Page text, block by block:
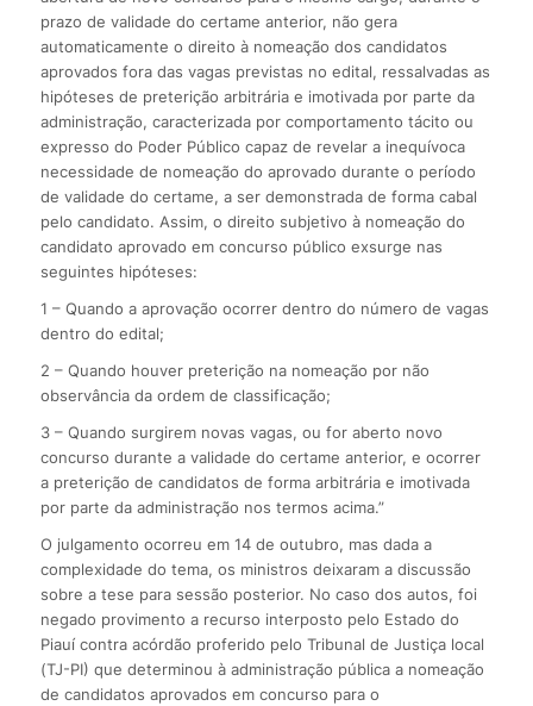
prazo de validade do certame anterior, não gera
automaticamente o direito à nomeação dos candidatos
aprovados fora das vagas previstas no edital, ressalvadas as
hipóteses de preterição arbitrária e imotivada por parte da
administração, caracterizada por comportamento tácito ou
expresso do Poder Público capaz de revelar a inequívoca
necessidade de nomeação do aprovado durante o período
de validade do certame, a ser demonstrada de forma cabal
pelo candidato. Assim, o direito subjetivo à nomeação do
candidato aprovado em concurso público exsurge nas
seguintes hipóteses:
1 – Quando a aprovação ocorrer dentro do número de vagas
dentro do edital;
2 – Quando houver preterição na nomeação por não
observância da ordem de classificação;
3 – Quando surgirem novas vagas, ou for aberto novo
concurso durante a validade do certame anterior, e ocorrer
a preterição de candidatos de forma arbitrária e imotivada
por parte da administração nos termos acima.”
O julgamento ocorreu em 14 de outubro, mas dada a
complexidade do tema, os ministros deixaram a discussão
sobre a tese para sessão posterior. No caso dos autos, foi
negado provimento a recurso interposto pelo Estado do
Piauí contra acórdão proferido pelo Tribunal de Justiça local
(TJ-PI) que determinou à administração pública a nomeação
de candidatos aprovados em concurso para o